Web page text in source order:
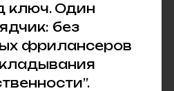
ключ. Один
без
фрилансеров